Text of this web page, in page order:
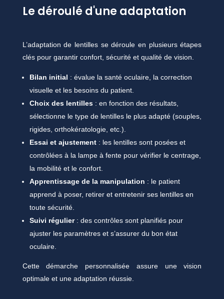
Le déroulé d'une adaptation
L’adaptation de lentilles se déroule en plusieurs étapes
clés pour garantir confort, sécurité et qualité de vision.
Bilan initial : évalue la santé oculaire, la correction
visuelle et les besoins du patient.
Choix des lentilles: en fonction des résultats,
sélectionne le type de lentilles le plus adapté (souples,
rigides, orthokératologie, etc.).
Essai et ajustement: les lentilles sont posées et
contrôlées à la lampe à fente pour vérifier le centrage,
la mobilité et le confort.
Apprentissage de la manipulation : le patient
apprend à poser, retirer et entretenir ses lentilles en
toute sécurité.
Suivi régulier: des contrôles sont planifiés pour
ajuster les paramètres et s’assurer du bon état
oculaire.
Cette démarche personnalisée assure une vision
optimale et une adaptation réussie.